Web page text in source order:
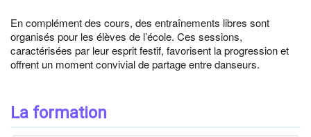
En complément des cours, des entraînements libres sont
organisés pour les élèves de l’école. Ces sessions,
caractérisées par leur esprit festif, favorisent la progression et
offrent un moment convivial de partage entre danseurs.
La formation